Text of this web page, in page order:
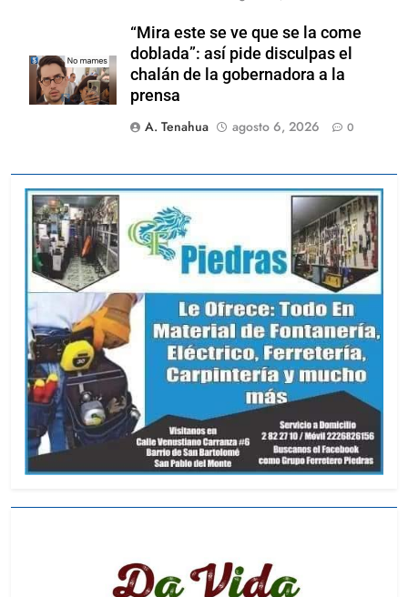
“Mira este se ve que se la come
doblada”: así pide disculpas el
chalán de la gobernadora a la
prensa
A. Tenahua
agosto 6, 2026 0